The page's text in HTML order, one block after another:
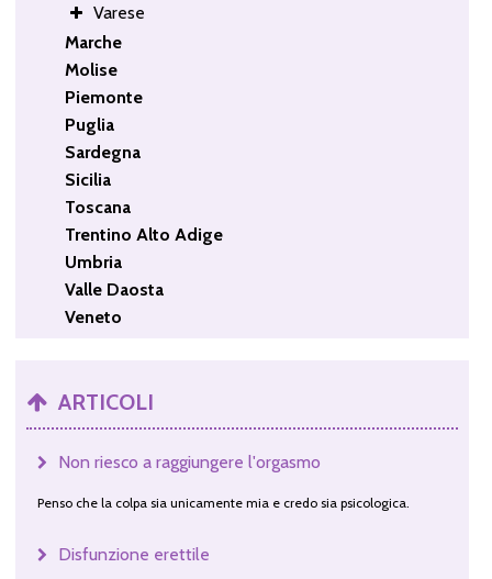
Varese
Marche
Molise
Piemonte
Puglia
Sardegna
Sicilia
Toscana
Trentino Alto Adige
Umbria
Valle Daosta
Veneto
ARTICOLI
Non riesco a raggiungere l'orgasmo
Penso che la colpa sia unicamente mia e credo sia psicologica.
Disfunzione erettile